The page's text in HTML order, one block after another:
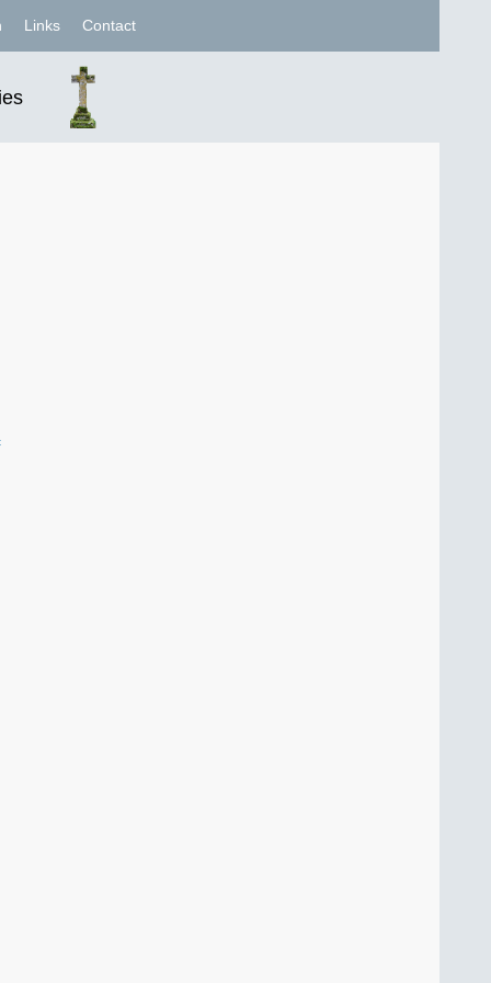
Links Contact